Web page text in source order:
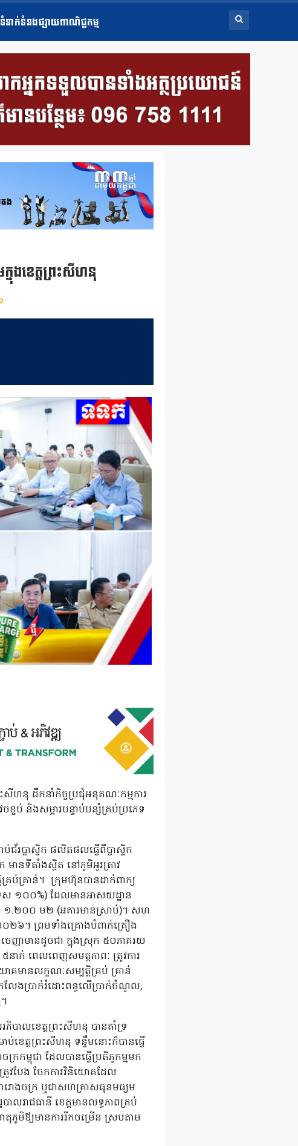
ទំនាក់ទំនងផ្សាយពាណិជ្ជកម្ម
ងខេត្តព្រះសីហនុ
សីហនុ ដឹកនាំកិច្ចប្រជុំអនុគណៈកម្មការ
ប់ និងសម្ភារបន្ទាប់បន្សំគ្រប់ប្រភេទ
ប្លាស្ទិក ផលិតផលធ្វើពីប្លាស្ទិក
ានទីតាំងស្ថិត នៅភូមិអូរត្រាវ
រប់គ្រាន់។ ក្រុមហ៊ុនបានដាក់ពាក្យ
ស ១០០%) ដែលមានអាសយដ្ឋាន
១.២០០ ម២ (អគារមានស្រាប់)។ សហ
០២៦។ ព្រមទាំងគ្រោងបំពាក់គ្រឿង
េញាមានដូចជា ក្នុងស្រុក ៥០ភាគរយ
ាក់ ពេលពេញសមត្ថភាពៈ ត្រូវការ
គមានលក្ខណៈសម្បត្តិគ្រប់ គ្រាន់
ែងប្រាក់រំដោះពន្ធលើប្រាក់ចំណូល,
បាលខេត្តព្រះសីហនុ បានគាំទ្រ
េត្តព្រះសីហនុ ទន្ទឹមនោះក៏បានធ្វើ
រកម្ពុជា ដែលបានធ្វើប្រតិភូកម្មមក
រូវបែង ចែកការវិនិយោគដែល
រោងចក្រ ឬជាសហគ្រាសធុនមធ្យម
លរាជធានី ខេត្តមានលទ្ធភាពគ្រប់
តុភូមិឪ្យមានការរីកចម្រើន ស្របតាម